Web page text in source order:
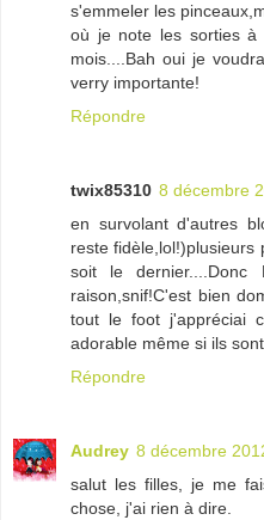
s'emmeler les
où je note les sorties à
mois....Bah oui je
verry importante!
Répondre
twix85310 8 décembre
en survolant d'autres
reste
soit le
raison,snif!C'est bien
tout le foot j'appréciai
adorable même si ils
Répondre
Audrey 8 décembre
salut les filles, je me
chose, j'ai rien à dire.